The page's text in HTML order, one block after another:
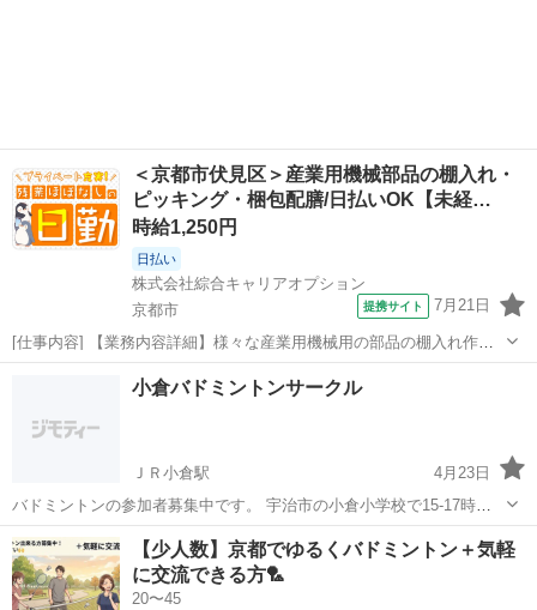
＜京都市伏見区＞産業用機械部品の棚入れ・
ピッキング・梱包配膳/日払いOK【未経…
時給1,250円
日払い
株式会社綜合キャリアオプション
京都市
提携サイト 7月21日
[仕事内容] 【業務内容詳細】様々な産業用機械用の部品の棚入れ作
業、 ピッキング・部品の梱包・部品の配膳のお仕事。 冷暖房完備の職
場で、 重量物もほぼなし！ 【取扱製品情報】産業用機械 。＋お仕事
仕分け
小倉バドミントンサークル
ＪＲ小倉駅
4月23日
バドミントンの参加者募集中です。 宇治市の小倉小学校で15-17時に
開催しています⏰ 5月は24,31日にあります 6月は7,14,21,28日にあり
ます。 自由参加です。連絡なく参加OK 募集レベル...
京都 宇治市 ＪＲ小倉駅 バドミントン レベル
【少人数】京都でゆるくバドミントン＋気軽
に交流できる方🏸
20〜45